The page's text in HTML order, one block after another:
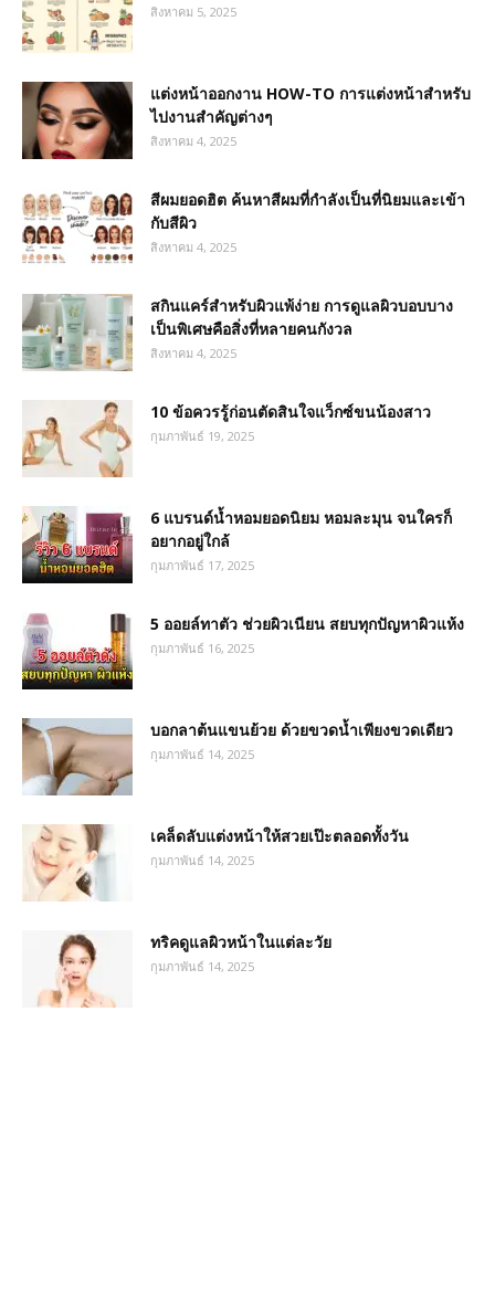
สิงหาคม 5, 2025
แต่งหน้าออกงาน HOW-TO การแต่งหน้าสำหรับ
ไปงานสำคัญต่างๆ
สิงหาคม 4, 2025
สีผมยอดฮิต ค้นหาสีผมที่กำลังเป็นที่นิยมและเข้า
กับสีผิว
สิงหาคม 4, 2025
สกินแคร์สำหรับผิวแพ้ง่าย การดูแลผิวบอบบาง
เป็นพิเศษคือสิ่งที่หลายคนกังวล
สิงหาคม 4, 2025
10 ข้อควรรู้ก่อนตัดสินใจแว็กซ์ขนน้องสาว
กุมภาพันธ์ 19, 2025
6 แบรนด์น้ำหอมยอดนิยม หอมละมุน จนใครก็
อยากอยู่ใกล้
กุมภาพันธ์ 17, 2025
5 ออยล์ทาตัว ช่วยผิวเนียน สยบทุกปัญหาผิวแห้ง
กุมภาพันธ์ 16, 2025
บอกลาต้นแขนย้วย ด้วยขวดน้ำเพียงขวดเดียว
กุมภาพันธ์ 14, 2025
เคล็ดลับแต่งหน้าให้สวยเป๊ะตลอดทั้งวัน
กุมภาพันธ์ 14, 2025
ทริคดูแลผิวหน้าในแต่ละวัย
กุมภาพันธ์ 14, 2025